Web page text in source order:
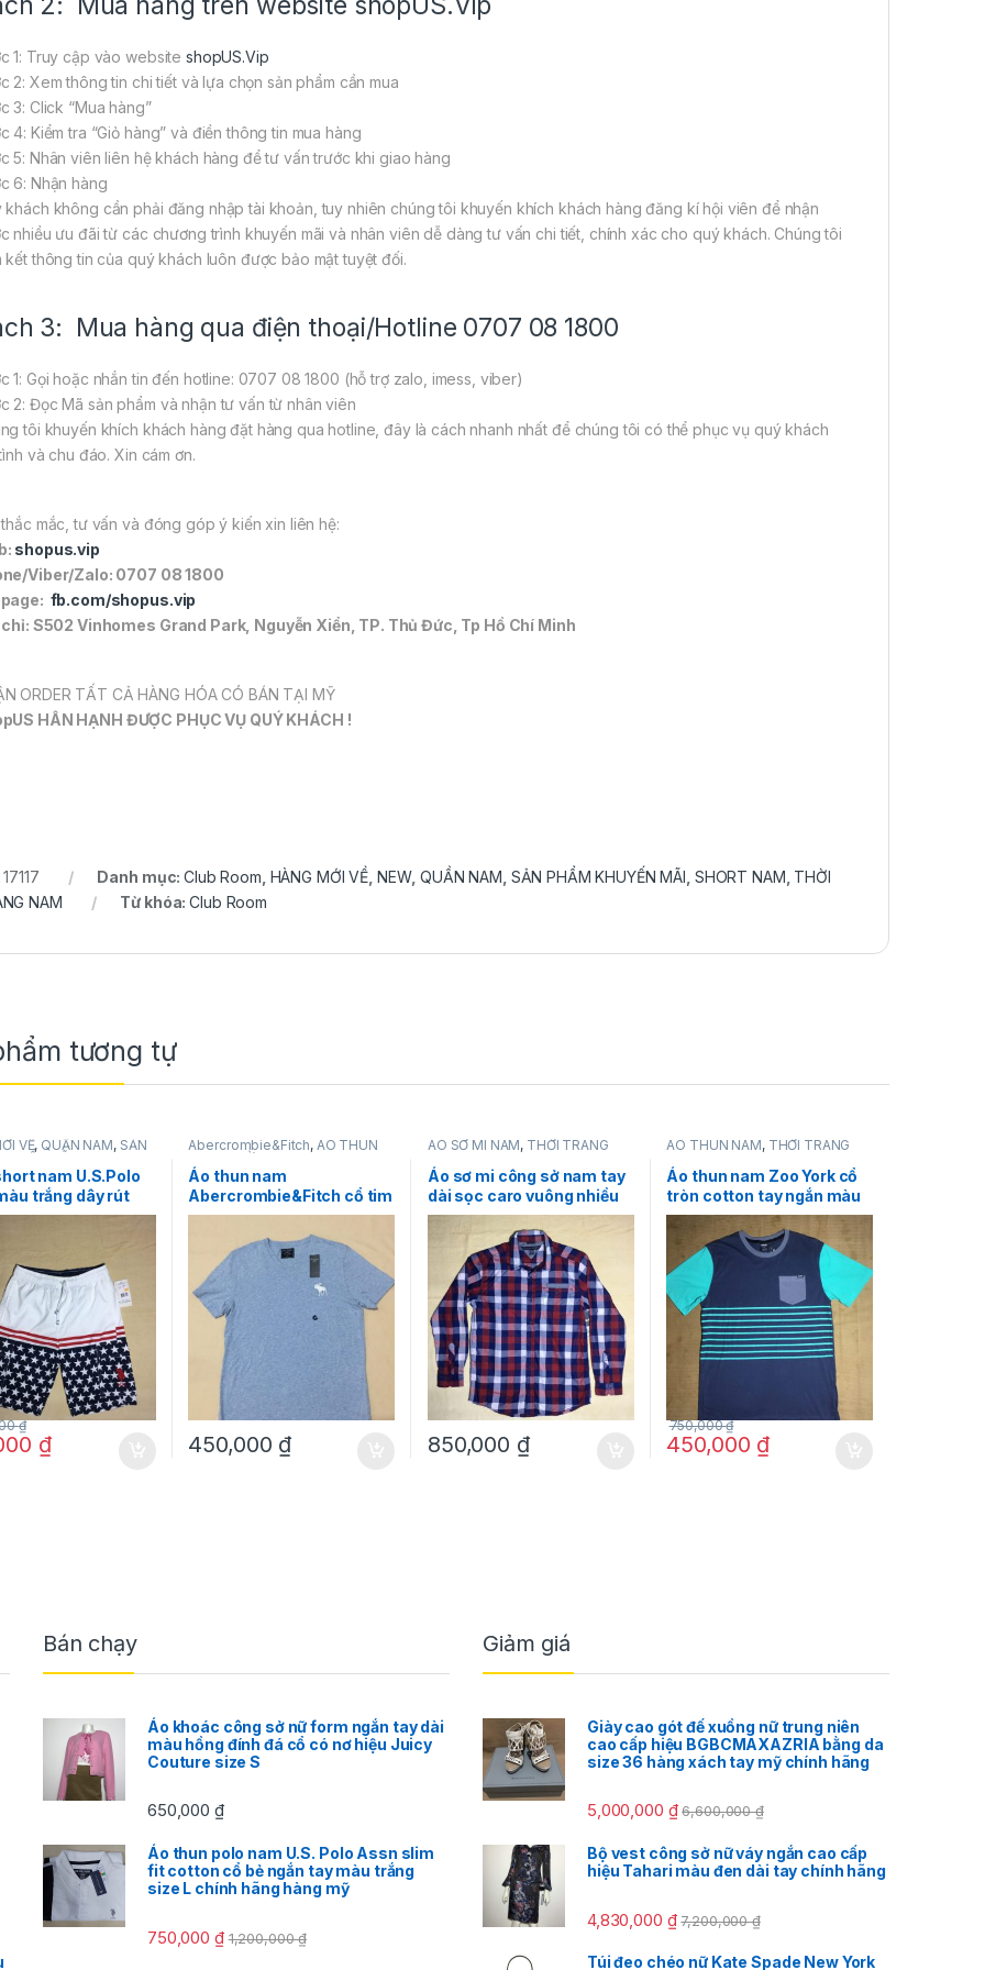
1: Truy cập vào website shopUS.Vip
2: Xem thông tin chi tiết và lựa chọn sản phẩm cần mua
3: Click “Mua hàng”
4: Kiểm tra “Giỏ hàng” và điền thông tin mua hàng
5: Nhân viên liên hệ khách hàng để tư vấn trước khi giao hàng
6: Nhận hàng
khách không cần phải đăng nhập tài khoản, tuy nhiên chúng tôi khuyến khích khách hàng đăng kí hội viên để nhận
nhiều ưu đãi từ các chương trình khuyến mãi và nhân viên dễ dàng tư vấn chi tiết, chính xác cho quý khách. Chúng tôi
kết thông tin của quý khách luôn được bảo mật tuyệt đối.
3: Mua hàng qua điện thoại/Hotline 0707 08 1800
1: Gọi hoặc nhắn tin đến hotline: 0707 08 1800 (hỗ trợ zalo, imess, viber)
2: Đọc Mã sản phẩm và nhận tư vấn từ nhân viên
tôi khuyến khích khách hàng đặt hàng qua hotline, đây là cách nhanh nhất để chúng tôi có thể phục vụ quý khách
và chu đáo. Xin cám ơn.
mắc, tư vấn và đóng góp ý kiến xin liên hệ:
shopus.vip
Viber/Zalo: 0707 08 1800
fb.com/shopus.vip
S502 Vinhomes Grand Park, Nguyễn Xiển, TP. Thủ Đức, Tp Hồ Chí Minh
ORDER TẤT CẢ HÀNG HÓA CÓ BÁN TẠI MỸ
HÂN HẠNH ĐƯỢC PHỤC VỤ QUÝ KHÁCH !
17117 Danh mục:Club Room HÀNG MỚI VỀ NEW,QUẦN NAM SẢN PHẨM KHUYẾN MÃI SHORT NAM THỜI
NAM
Từ khóa:Club Room
tương tự
VỀ, QUẦN NAM, SẢN
MÃI
TRANG NAM ,U.S.
nam U.S.Polo
trắng dây rút
họa tiết size S
₫
₫
Abercrombie&Fitch, ÁO THUN
THỜI TRANG NAM
Áo thun nam
Abercrombie&Fitch cổ tim
cotton tay ngắn màu xám
size S hàng mỹ chính hãng
450,000 ₫
ÁO SƠ MI NAM, THỜI TRANG
Áo sơ mi công sở nam tay
dài sọc caro vuông nhiều
màu Tommy Hilfiger size L
850,000 ₫
ÁO THUN NAM, THỜI TRANG
Áo thun nam Zoo York cổ
tròn cotton tay ngắn màu
xanh có sọc ngang size L
chính hãng hàng mỹ
450,000 ₫
750,000₫
Bán chạy
Áo khoác công sở nữ form ngắn tay dài
màu hồng đính đá cổ có nơ hiệu Juicy
Couture size S
650,000 ₫
Áo thun polo nam U.S. Polo Assn slim
fit cotton cổ bẻ ngắn tay màu trắng
size L chính hãng hàng mỹ
750,000 ₫ 1,200,000₫
Giảm giá
Giày cao gót đế xuồng nữ trung niên
cao cấp hiệu BGBCMAXAZRIA bằng da
size 36 hàng xách tay mỹ chính hãng
5,000,000 ₫ 6,600,000₫
Bộ vest công sở nữ váy ngắn cao cấp
hiệu Tahari màu đen dài tay chính hãng
4,830,000 ₫ 7,200,000₫
Túi đeo chéo nữ Kate Spade New York